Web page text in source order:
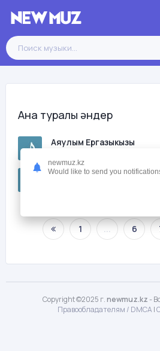
Ана туралы әндер
Аяулым Ергазыкызы
Сабит Сейтмурат
1 ... 6
Copyright ©2025 г.newmuz.kz-
Правообладателям / DMCA |
newmuz.kz
Would like to send you